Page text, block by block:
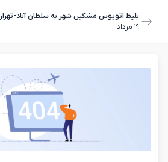
بلیط اتوبوس مشگین شهر به سلطان آباد-
١٩ مرداد